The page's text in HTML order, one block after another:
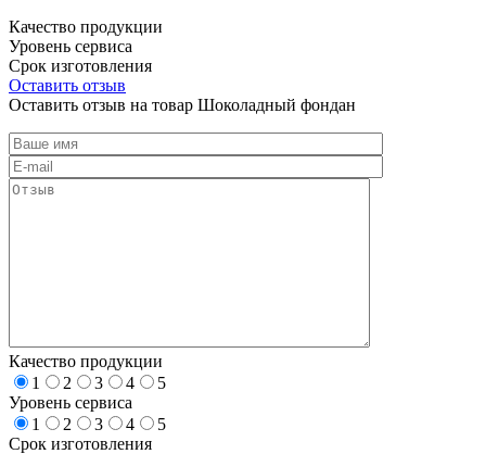
Качество продукции
Уровень сервиса
Срок изготовления
Оставить отзыв
Оставить отзыв на товар Шоколадный фондан
Качество продукции
1
2 3 4
5
Уровень сервиса
1
2 3 4
5
Срок изготовления